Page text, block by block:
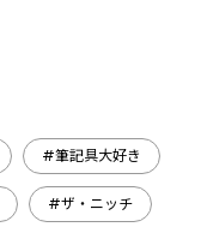
#筆記具大好き
#ザ・ニッチ